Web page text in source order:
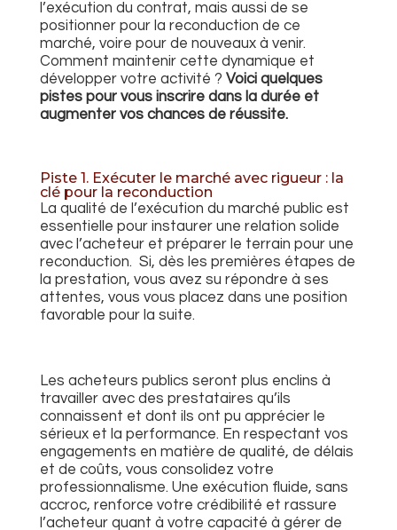
l’exécution du contrat, mais aussi de se
positionner pour la reconduction de ce
marché, voire pour de nouveaux à venir.
Comment maintenir cette dynamique et
développer votre activité ? Voici quelques
pistes pour vous inscrire dans la durée et
augmenter vos chances de réussite.
Piste 1. Exécuter le marché avec rigueur : la
clé pour la reconduction
La qualité de l’exécution du marché public est
essentielle pour instaurer une relation solide
avec l’acheteur et préparer le terrain pour une
reconduction. Si, dès les premières étapes de
la prestation, vous avez su répondre à ses
attentes, vous vous placez dans une position
favorable pour la suite.
Les acheteurs publics seront plus enclins à
travailler avec des prestataires qu’ils
connaissent et dont ils ont pu apprécier le
sérieux et la performance. En respectant vos
engagements en matière de qualité, de délais
et de coûts, vous consolidez votre
professionnalisme. Une exécution fluide, sans
accroc, renforce votre crédibilité et rassure
l’acheteur quant à votre capacité à gérer de